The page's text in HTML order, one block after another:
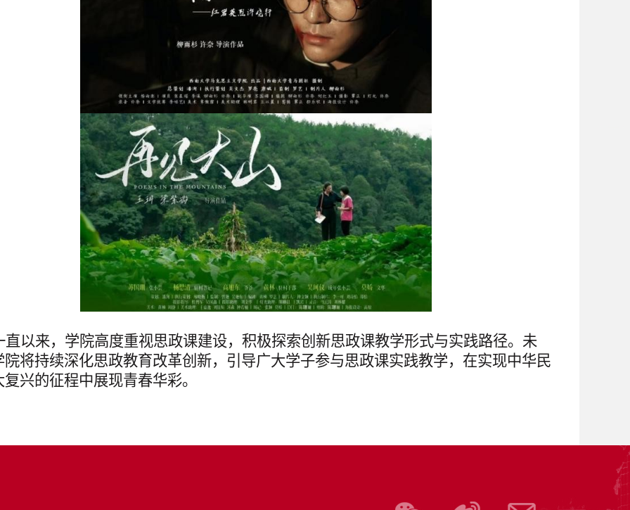
直以来，学院高度重视思政课建设，积极探索创新思政课教学形式与实践路径。未
院将持续深化思政教育改革创新，引导广大学子参与思政课实践教学，在实现中华民
兴的征程中展现青春华彩。